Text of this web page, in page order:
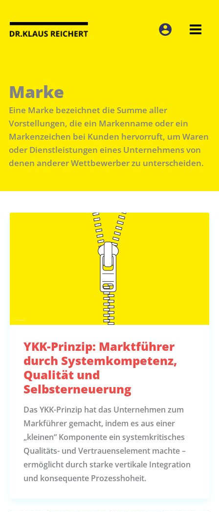
Inhalt
springen
Marke
Eine Marke bezeichnet die Summe aller
Vorstellungen, die ein Markenname oder ein
Markenzeichen bei Kunden hervorruft, um Waren
oder Dienstleistungen eines Unternehmens von
denen anderer Wettbewerber zu unterscheiden.
YKK-Prinzip: Marktführer
durch Systemkompetenz,
Qualität und
Selbsterneuerung
Das YKK-Prinzip hat das Unternehmen zum
Markführer gemacht, indem es aus einer
„kleinen“ Komponente ein systemkritisches
Qualitäts- und Vertrauenselement machte –
ermöglicht durch starke vertikale Integration
und konsequente Prozesshoheit.